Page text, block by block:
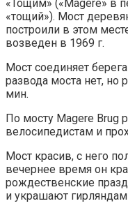
«Тощим» («Magere» в
«тощий»). Мост
построили в этом
возведен в 1969 г.
Мост соединяет
развода моста нет, но
мин.
По мосту Magere Brug
велосипедистам и
Мост красив, с него
вечернее время он
рождественские
и украшают